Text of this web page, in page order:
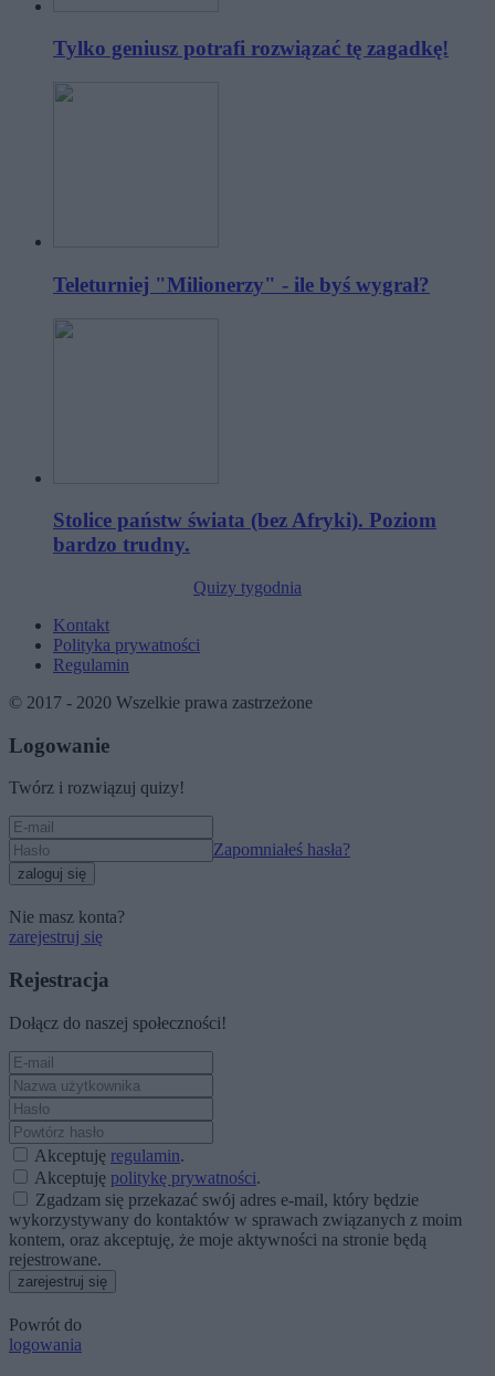
Tylko geniusz potrafi rozwiązać tę zagadkę!
Teleturniej "Milionerzy" - ile byś wygrał?
Stolice państw świata (bez Afryki). Poziom
bardzo trudny.
Quizy tygodnia
Kontakt
Polityka prywatności
Regulamin
© 2017 - 2020 Wszelkie prawa zastrzeżone
Logowanie
Twórz i rozwiązuj quizy!
Zapomniałeś hasła?
zaloguj się
Nie masz konta?
zarejestruj się
Rejestracja
Dołącz do naszej społeczności!
Akceptuję regulamin.
Akceptuję politykę prywatności.
Zgadzam się przekazać swój adres e-mail, który będzie
wykorzystywany do kontaktów w sprawach związanych z moim
kontem, oraz akceptuję, że moje aktywności na stronie będą
rejestrowane.
zarejestruj się
Powrót do
logowania